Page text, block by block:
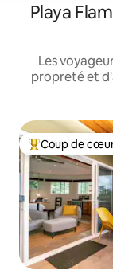
Playa
Les
propreté et
Coup de cœur
Coup de